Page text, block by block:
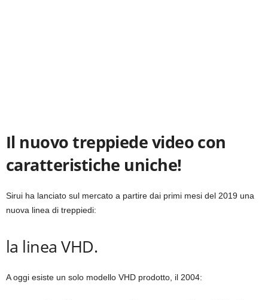
Il nuovo treppiede video con
caratteristiche uniche!
Sirui ha lanciato sul mercato a partire dai primi mesi del 2019 una
nuova linea di treppiedi:
la linea VHD.
A oggi esiste un solo modello VHD prodotto, il 2004: